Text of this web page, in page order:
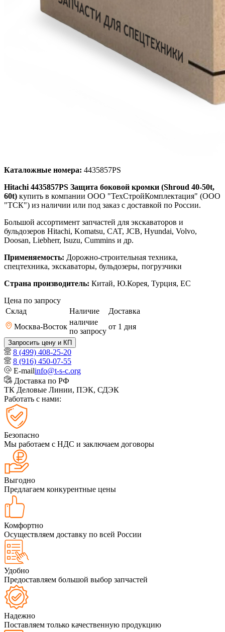
Каталожные номера: 4435857PS
Hitachi 4435857PS Защита боковой кромки (Shroud 40-50t,
60t) купить в компании ООО "ТехСтройКомплектация" (ООО
"ТСК") из наличии или под заказ с доставкой по России.
Большой ассортимент запчастей для экскаваторов и
бульдозеров Hitachi, Komatsu, CAT, JCB, Hyundai, Volvo,
Doosan, Liebherr, Isuzu, Cummins и др.
Применяемость: Дорожно-строительная техника,
спецтехника, экскаваторы, бульдозеры, погрузчики
Страна производитель: Китай, Ю.Корея, Турция, ЕС
Цена по запросу
Склад
Наличие
Доставка
Москва-Восток
наличие
по запросу
от 1 дня
Запросить цену и КП
8 (499) 408-25-20
8 (916) 450-07-55
E-mailinfo@t-s-c.org
Доставка по РФ
ТК Деловые Линии, ПЭК, СДЭК
Работать с нами:
Безопасно
Мы работаем с НДС и заключаем договоры
Выгодно
Предлагаем конкурентные цены
Комфортно
Осуществляем доставку по всей России
Удобно
Предоставляем большой выбор запчастей
Надежно
Поставляем только качественную продукцию